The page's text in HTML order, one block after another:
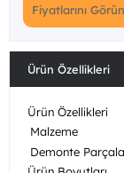
Fiyatlarını
Ürün Özellikleri
Ürün Özellikleri
Malzeme
Demonte